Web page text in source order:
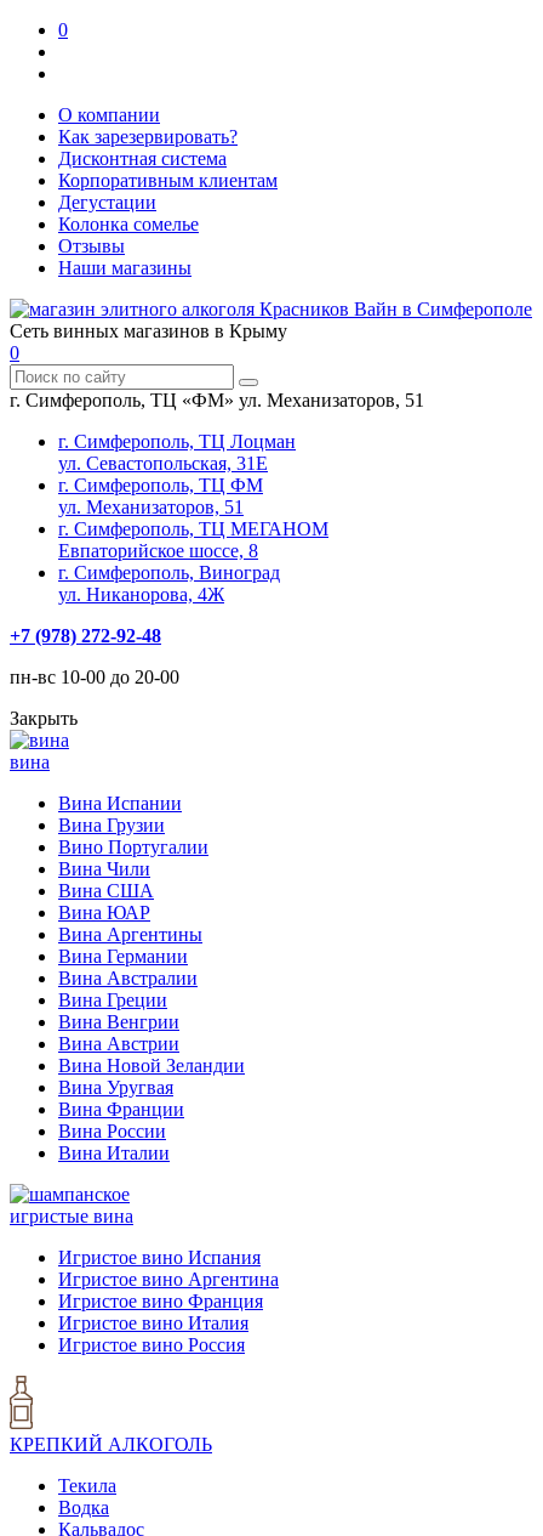
0
О компании
Как зарезервировать?
Дисконтная система
Корпоративным клиентам
Дегустации
Колонка сомелье
Отзывы
Наши магазины
Сеть винных магазинов в Крыму
0
г. Симферополь, ТЦ «ФМ» ул. Механизаторов, 51
г. Симферополь, ТЦ Лоцман
ул. Севастопольская, 31Е
г. Симферополь, ТЦ ФМ
ул. Механизаторов, 51
г. Симферополь, ТЦ МЕГАНОМ
Евпаторийское шоссе, 8
г. Симферополь, Виноград
ул. Никанорова, 4Ж
+7 (978) 272-92-48
пн-вс 10-00 до 20-00
Закрыть
вина
Вина Испании
Вина Грузии
Вино Португалии
Вина Чили
Вина США
Вина ЮАР
Вина Аргентины
Вина Германии
Вина Австралии
Вина Греции
Вина Венгрии
Вина Австрии
Вина Новой Зеландии
Вина Уругвая
Вина Франции
Вина России
Вина Италии
игристые вина
Игристое вино Испания
Игристое вино Аргентина
Игристое вино Франция
Игристое вино Италия
Игристое вино Россия
КРЕПКИЙ АЛКОГОЛЬ
Текила
Водка
Кальвадос